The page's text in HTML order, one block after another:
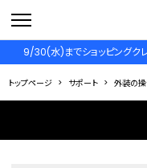
9/30(水)までショッピングク
トップページ サポート 外装の